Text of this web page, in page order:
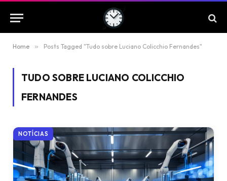
Home » Posts Tagged "Tudo sobre Luciano Colicchio Fernandes"
TUDO SOBRE LUCIANO COLICCHIO
FERNANDES
NOTÍCIAS